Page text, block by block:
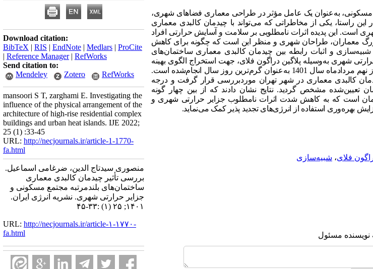
مسکونی، به‌عنوان یک عامل مؤثر در طراحی معماری فضاهای شهری،
این راستا، یکی از مخاطراتی که می‌تواند با چیدمان کالبدی معماری
است. این پدیده اثرات نامطلوبی بر سلامت و آسایش حرارتی افراد
معماران، طراحان شهری و منظر این است که چگونه برای کاهش
و اثبات رابطه بین چیدمان کالبدی معماری ساختمان‌های
شهری به‌وسیله پلاگین دراگون فلای، جهت استخراج الگوی بهینه
انجام شد. این شبیه‌سازی بر اساس آمار هواشناسی کشور برای روز نهم مردادماه سال 1401 به‌عنوان گرم‌ترین روز سال انجام‌شده است.
کالبدی معماری در شهر تهران موردبررسی قرار گرفت و درجه
تعیین‌شده مشخص گردید. نتایج نشان دادند که از بین چهار گونه
است که به کاهش شدت اثرات نامطلوب جزایر حرارتی شهری و
بهرهوری استفاده از انرژیهای تجدید پذیر کمک می‌نماید.
فلای، شبیه‌سازی
نویسنده مسئول
Download citation:
BibTeX | RIS | EndNote | Medlars | ProCite
| Reference Manager| RefWorks
Send citation to:
Mendeley
Zotero RefWorks
mansoori S T, zarghami E. Investigating the
influence of the physical arrangement of the
architecture of high-rise residential complex
buildings and urban heat islands. IJE 2022;
25 (1) :33-45
URL: http://necjournals.ir/article-1-1770-
fa.html
منصوری سیدتاج الدین، ضرغامی اسماعیل.
بررسی تأثیر چیدمان کالبدی معماری
ساختمان‌های بلندمرتبه مجتمع مسکونی و
جزایر حرارتی شهری. نشریه انرژی ایران.
۱۴۰۱; ۲۵ (۱) :۳۳-۴۵
URL: http://necjournals.ir/article-۱-۱۷۷۰-
fa.html